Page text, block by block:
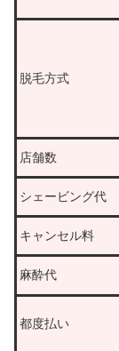
脱毛方式
店舗数
シェービング代
キャンセル料
麻酔代
都度払い